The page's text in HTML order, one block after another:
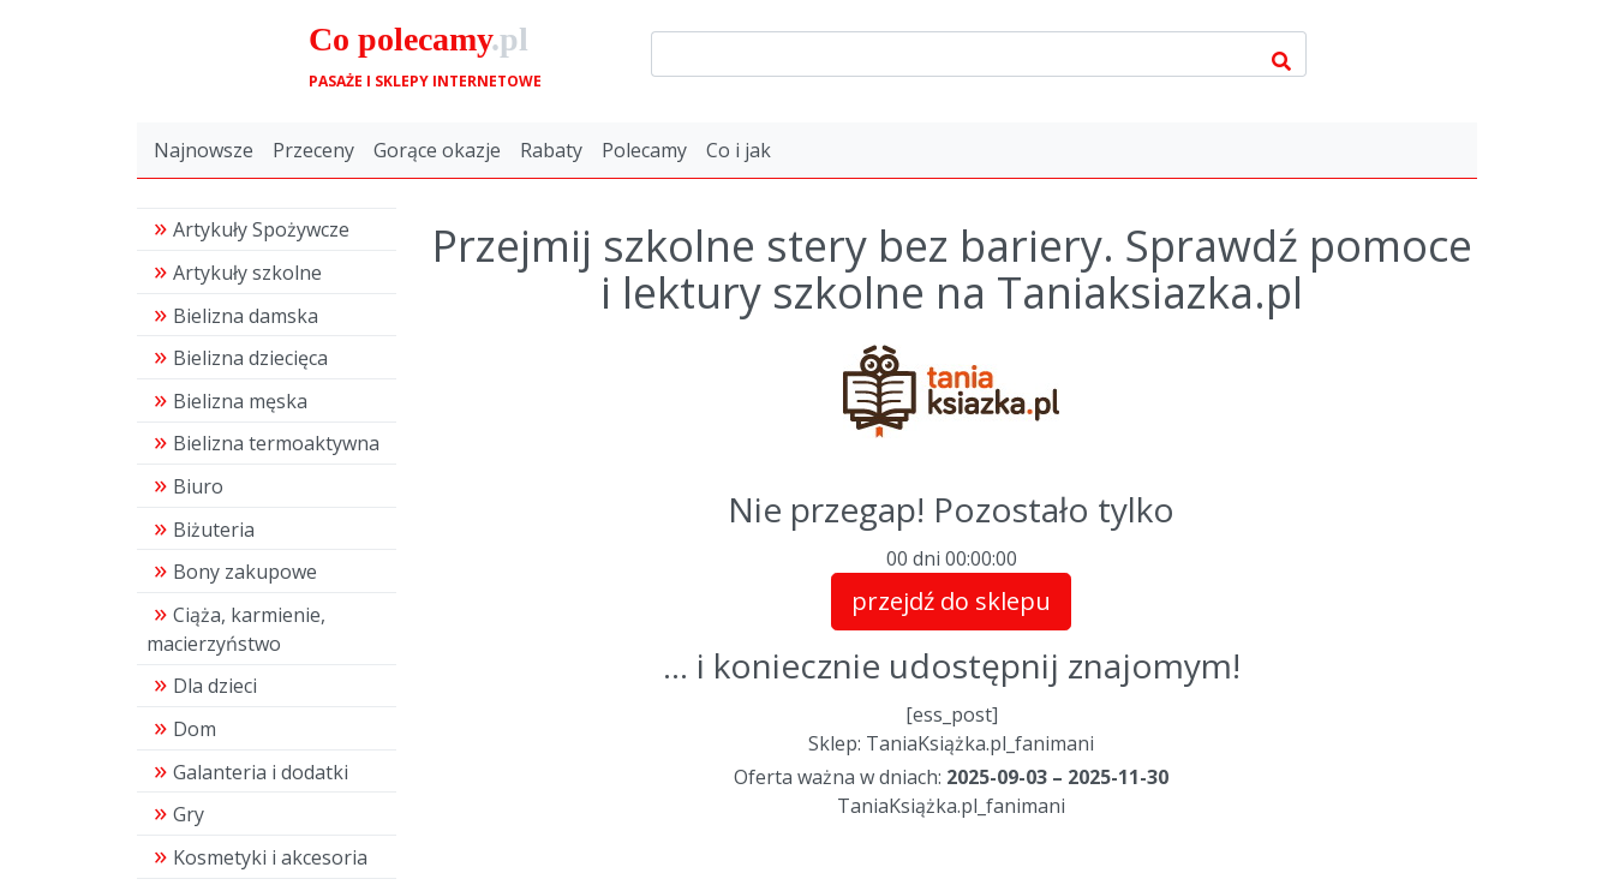
Co polecamy.pl
PASAŻE I SKLEPY INTERNETOWE
Najnowsze Przeceny Gorące okazje Rabaty Polecamy Co i jak
Artykuły Spożywcze
Artykuły szkolne
Bielizna damska
Bielizna dziecięca
Bielizna męska
Bielizna termoaktywna
Biuro
Biżuteria
Bony zakupowe
Ciąża, karmienie,
macierzyństwo
Dla dzieci
Dom
Galanteria i dodatki
Gry
Kosmetyki i akcesoria
Przejmij szkolne stery bez bariery. Sprawdź pomoce
i lektury szkolne na Taniaksiazka.pl
Nie przegap! Pozostało tylko
00 dni 00:00:00
przejdź do sklepu
... i koniecznie udostępnij znajomym!
[ess_post]
Sklep: TaniaKsiążka.pl_fanimani
Oferta ważna w dniach: 2025-09-03 – 2025-11-30
TaniaKsiążka.pl_fanimani